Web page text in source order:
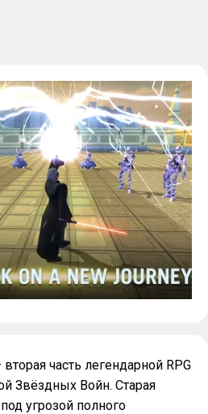
вторая часть легендарной RPG
Звёздных Войн. Старая
угрозой полного